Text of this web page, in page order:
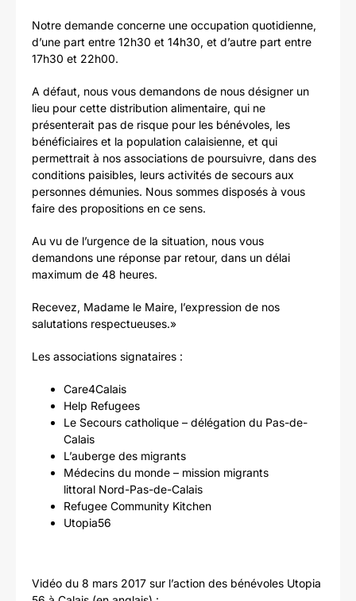
Notre demande concerne une occupation quotidienne,
d’une part entre 12h30 et 14h30, et d’autre part entre
17h30 et 22h00.
A défaut, nous vous demandons de nous désigner un
lieu pour cette distribution alimentaire, qui ne
présenterait pas de risque pour les bénévoles, les
bénéficiaires et la population calaisienne, et qui
permettrait à nos associations de poursuivre, dans des
conditions paisibles, leurs activités de secours aux
personnes démunies. Nous sommes disposés à vous
faire des propositions en ce sens.
Au vu de l’urgence de la situation, nous vous
demandons une réponse par retour, dans un délai
maximum de 48 heures.
Recevez, Madame le Maire, l’expression de nos
salutations respectueuses.»
Les associations signataires :
Care4Calais
Help Refugees
Le Secours catholique – délégation du Pas-de-
Calais
L’auberge des migrants
Médecins du monde – mission migrants
littoral Nord-Pas-de-Calais
Refugee Community Kitchen
Utopia56
Vidéo du 8 mars 2017 sur l’action des bénévoles Utopia